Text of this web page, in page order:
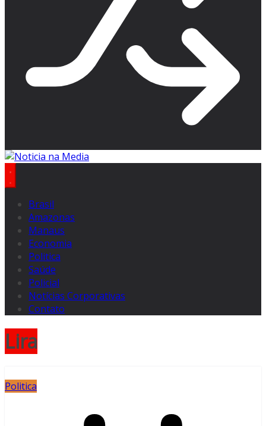
Brasil
Amazonas
Manaus
Economia
Politica
Saúde
Policial
Notícias Corporativas
Contato
Lira
Politica